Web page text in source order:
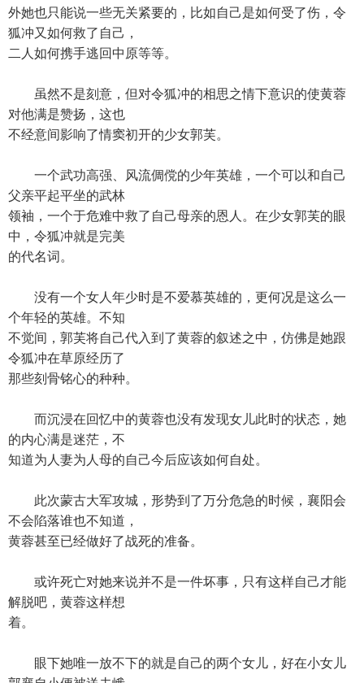
外她也只能说一些无关紧要的，比如自己是如何受了伤，令
狐冲又如何救了自己，
二人如何携手逃回中原等等。
虽然不是刻意，但对令狐冲的相思之情下意识的使黄蓉
对他满是赞扬，这也
不经意间影响了情窦初开的少女郭芙。
一个武功高强、风流倜傥的少年英雄，一个可以和自己
父亲平起平坐的武林
领袖，一个于危难中救了自己母亲的恩人。在少女郭芙的眼
中，令狐冲就是完美
的代名词。
没有一个女人年少时是不爱慕英雄的，更何况是这么一
个年轻的英雄。不知
不觉间，郭芙将自己代入到了黄蓉的叙述之中，仿佛是她跟
令狐冲在草原经历了
那些刻骨铭心的种种。
而沉浸在回忆中的黄蓉也没有发现女儿此时的状态，她
的内心满是迷茫，不
知道为人妻为人母的自己今后应该如何自处。
此次蒙古大军攻城，形势到了万分危急的时候，襄阳会
不会陷落谁也不知道，
黄蓉甚至已经做好了战死的准备。
或许死亡对她来说并不是一件坏事，只有这样自己才能
解脱吧，黄蓉这样想
着。
眼下她唯一放不下的就是自己的两个女儿，好在小女儿